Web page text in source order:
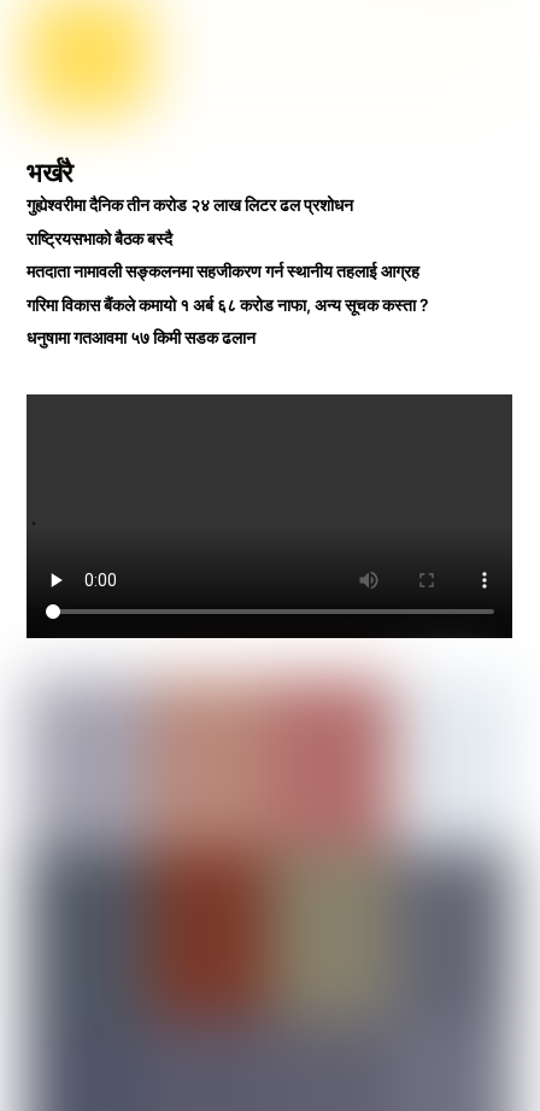
भर्खरै
गुह्येश्वरीमा दैनिक तीन करोड २४ लाख लिटर ढल प्रशोधन
राष्ट्रियसभाको बैठक बस्दै
मतदाता नामावली सङ्कलनमा सहजीकरण गर्न स्थानीय तहलाई आग्रह
गरिमा विकास बैंकले कमायो १ अर्ब ६८ करोड नाफा, अन्य सूचक कस्ता ?
धनुषामा गतआवमा ५७ किमी सडक ढलान